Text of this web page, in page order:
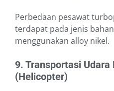
Perbedaan pesawat
terdapat pada jenis
menggunakan alloy nikel.
9. Transportasi
(Helicopter)